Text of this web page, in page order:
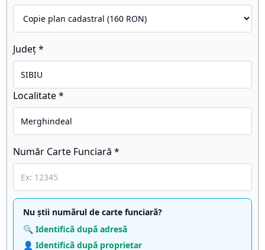
Județ *
Localitate *
Număr Carte Funciară *
Nu știi numărul de carte funciară?
🔍 Identifică după adresă
👤 Identifică după proprietar